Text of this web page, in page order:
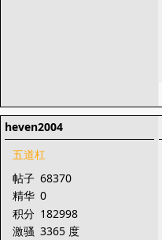
heven2004
五道杠
帖子 68370
精华 0
积分 182998
激骚 3365 度